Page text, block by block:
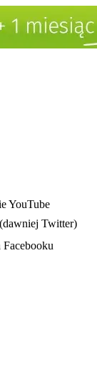
YouTube
Twitter)